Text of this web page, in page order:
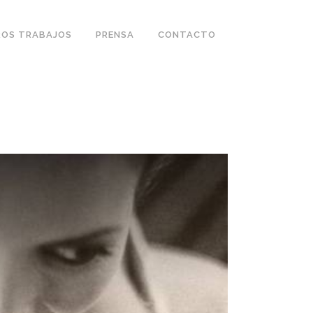
TRABAJOS PRENSA CONTACTO